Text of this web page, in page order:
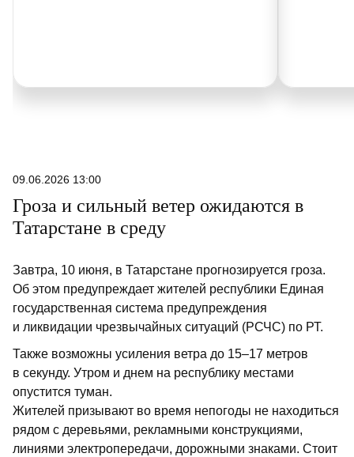
09.06.2026 13:00
Гроза и сильный ветер ожидаются в
Татарстане в среду
Завтра, 10 июня, в Татарстане прогнозируется гроза.
Об этом предупреждает жителей республики Единая
государственная система предупреждения
и ликвидации чрезвычайных ситуаций (РСЧС) по РТ.
Также возможны усиления ветра до 15–17 метров
в секунду. Утром и днем на республику местами
опустится туман.
Жителей призывают во время непогоды не находиться
рядом с деревьями, рекламными конструкциями,
линиями электропередачи, дорожными знаками. Стоит